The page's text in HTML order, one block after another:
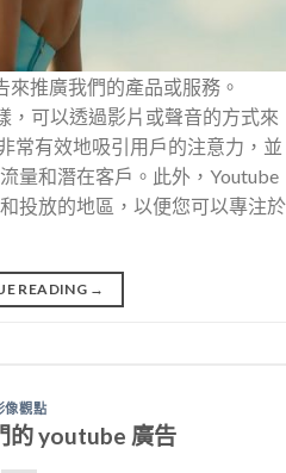
推廣我們的產品或服務。
，可以透過影片或聲音的方式來
常有效地吸引用戶的注意力，並
量和潛在客戶。此外，Youtube
投放的地區，以便您可以專注於
READING →
像觀點
的 youtube 廣告